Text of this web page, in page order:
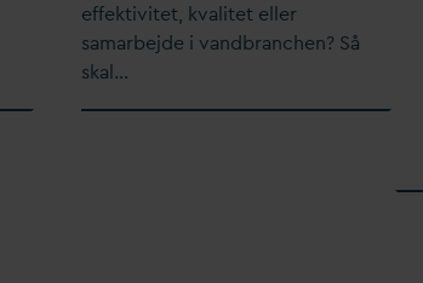
effektivitet, kvalitet eller
samarbejde i vandbranchen? Så
skal…